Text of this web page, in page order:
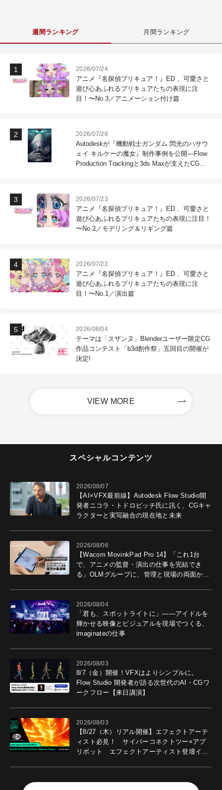
週間ランキング 月間ランキング
2026/07/24
アニメ『名探偵プリキュア！』ED 、可愛さと
遊び心あふれるプリキュアたちの表現に注
目！〜No.3／アニメーション付け篇
2026/07/28
Autodeskが『機動戦士ガンダム 閃光のハサウ
ェイ キルケーの魔女』制作事例を公開―Flow
Production Trackingと3ds Maxが支えたCG制
2026/07/23
アニメ『名探偵プリキュア！』ED 、可愛さと
遊び心あふれるプリキュアたちの表現に注目！
〜No.2／モデリング＆リギング篇
2026/07/22
アニメ『名探偵プリキュア！』ED 、可愛さと
遊び心あふれるプリキュアたちの表現に注
目！〜No.1／演出篇
2026/08/04
テーマは「スザンヌ」Blenderユーザー限定CG
作品コンテスト「b3d創作祭」五回目の開催が
決定!
VIEW MORE
スペシャルコンテンツ
2026/08/07
【AI×VFX最前線】Autodesk Flow Studio開
発者ニコラ・トドロビッチ氏に訊く、CGキャ
ラクターと実写融合の現在地と未来
2026/08/06
【Wacom MovinkPad Pro 14】「これ1台
で、アニメの監督・演出の仕事を完結でき
る」OLMグループに、管理と現場の両面から
2026/08/04
「君も、スポットライトに」――アイドルを
輝かせる映像とビジュアルを現場でつくる、
imaginateの仕事
2026/08/03
8/7（金）開催！VFXはよりシンプルに。
Flow Studio 開発者が語る次世代のAI・CGワ
ークフロー【来日講演】
2026/08/03
【8/27（木）リアル開催】エフェクトアーテ
ィスト必見！ サイバーコネクトツー×アプ
リボット エフェクトアーティスト登壇イベ